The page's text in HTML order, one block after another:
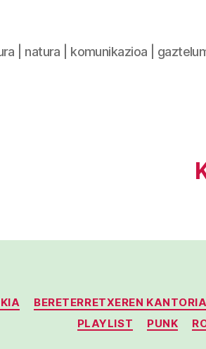
| natura | komunikazioa |
BERETERRETXEREN KANTORIA
PLAYLIST
PUNK